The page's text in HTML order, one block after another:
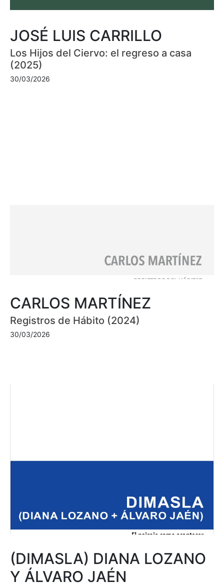
JOSÉ LUIS CARRILLO
Los Hijos del Ciervo: el regreso a casa
(2025)
30/03/2026
CARLOS MARTÍNEZ
Registros de Hábito (2024)
30/03/2026
(DIMASLA) DIANA LOZANO
Y ÁLVARO JAÉN